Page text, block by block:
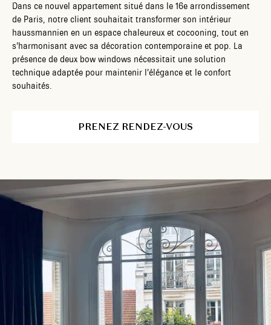
Dans ce nouvel appartement situé dans le 16e arrondissement
de Paris, notre client souhaitait transformer son intérieur
haussmannien en un espace chaleureux et cocooning, tout en
s’harmonisant avec sa décoration contemporaine et pop. La
présence de deux bow windows nécessitait une solution
technique adaptée pour maintenir l’élégance et le confort
souhaités.
PRENEZ RENDEZ-VOUS